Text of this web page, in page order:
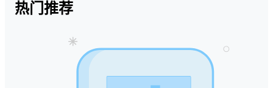
热门推荐